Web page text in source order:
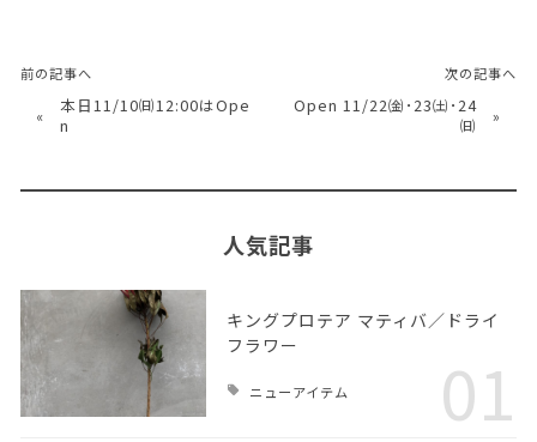
前の記事へ
«
本日11/10㈰12:00はOpe
n
次の記事へ
Open 11/22㈮･23㈯･24
㈰
»
人気記事
キングプロテア マティバ／ドライ
フラワー
ニューアイテム 01